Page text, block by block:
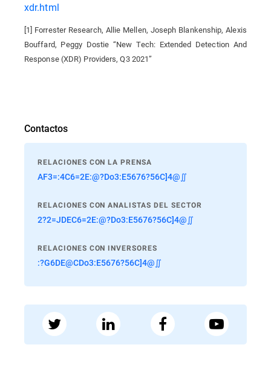
xdr.html
[1] Forrester Research, Allie Mellen, Joseph Blankenship, Alexis
Bouffard, Peggy Dostie “New Tech: Extended Detection And
Response (XDR) Providers, Q3 2021”
Contactos
RELACIONES CON LA PRENSA
AF3=:4C6=2E:@?Do3:E5676?56C]4@∬
RELACIONES CON ANALISTAS DEL SECTOR
2?2=JDEC6=2E:@?Do3:E5676?56C]4@∬
RELACIONES CON INVERSORES
:?G6DE@CDo3:E5676?56C]4@∬